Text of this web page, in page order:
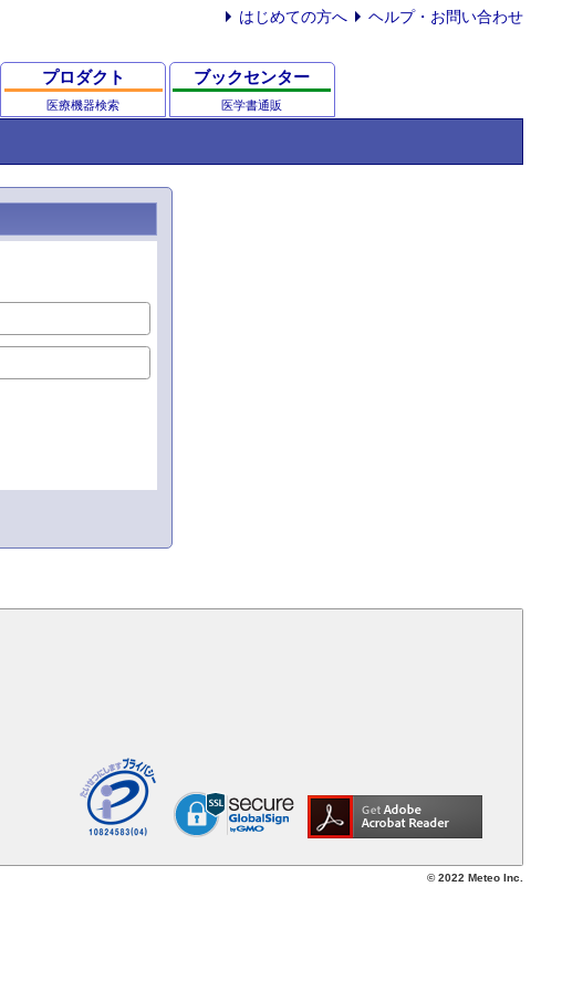
はじめての方へ ヘルプ・お問い合わせ
プロダクト
医療機器検索
ブックセンター
医学書通販
© 2022 Meteo Inc.